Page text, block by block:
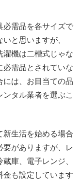
必需品を各サイズで
と思いますが、
濯機は二槽式じゃな
需品とされていな
には、お目当ての品
タル業者を選ぶこ
新生活を始める場合
要がありますが、レ
庫、電子レンジ、
金も設定しています